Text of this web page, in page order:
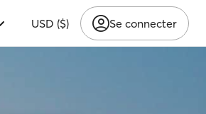
USD ($) Se connecter